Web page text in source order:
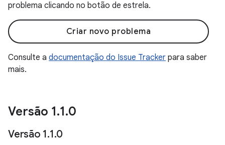
problema clicando no botão de estrela.
Criar novo problema
Consulte a documentação do Issue Tracker para saber
mais.
Versão 1.1.0
Versão 1.1.0